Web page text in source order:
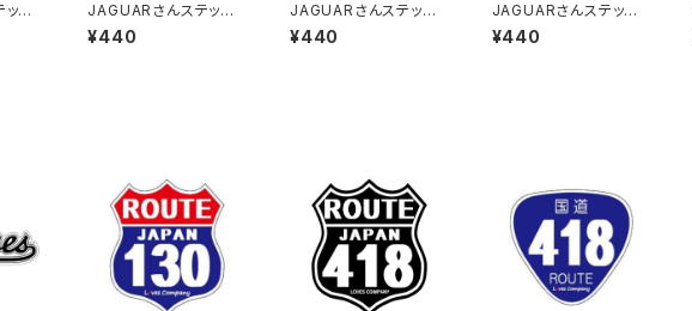
カ
JAGUARさんステッカ
ー（2023-3）
¥440
JAGUARさんステッカ
ー（2023-4）
¥440
JAGUARさんステッカ
ー（2023-5）
¥440